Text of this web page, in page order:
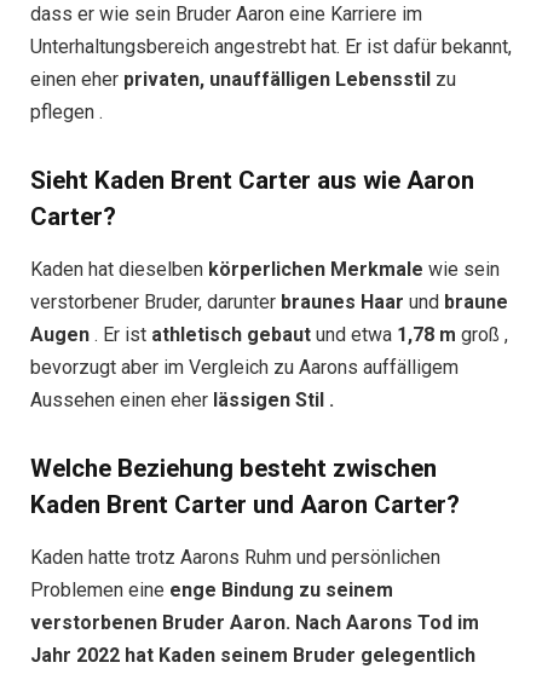
dass er wie sein Bruder Aaron eine Karriere im
Unterhaltungsbereich angestrebt hat. Er ist dafür bekannt,
einen eher privaten, unauffälligen Lebensstil zu
pflegen .
Sieht Kaden Brent Carter aus wie Aaron
Carter?
Kaden hat dieselben körperlichen Merkmale wie sein
verstorbener Bruder, darunter braunes Haar und braune
Augen . Er ist athletisch gebaut und etwa 1,78 m groß ,
bevorzugt aber im Vergleich zu Aarons auffälligem
Aussehen einen eher lässigen Stil .
Welche Beziehung besteht zwischen
Kaden Brent Carter und Aaron Carter?
Kaden hatte trotz Aarons Ruhm und persönlichen
Problemen eine enge Bindung zu seinem
verstorbenen Bruder Aaron. Nach Aarons Tod im
Jahr 2022 hat Kaden seinem Bruder gelegentlich